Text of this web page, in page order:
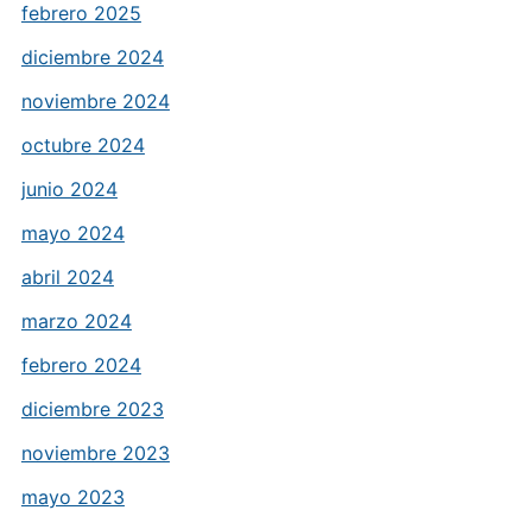
febrero 2025
diciembre 2024
noviembre 2024
octubre 2024
junio 2024
mayo 2024
abril 2024
marzo 2024
febrero 2024
diciembre 2023
noviembre 2023
mayo 2023